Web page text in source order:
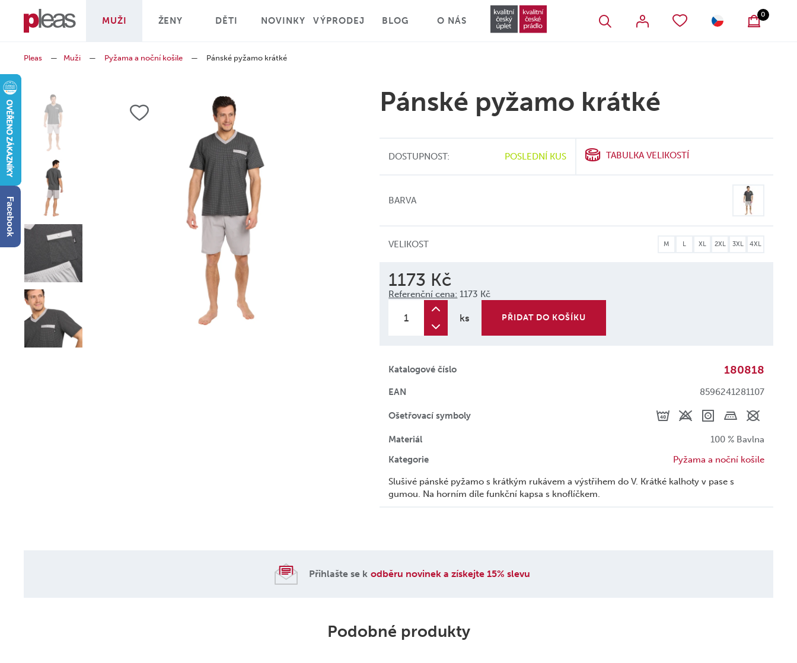
0
SLOVENSKO
MUŽI ŽENY DĚTI NOVINKY VÝPRODEJ BLOG O NÁS
Pleas — Muži — Pyžama a noční košile — Pánské pyžamo krátké
Pánské pyžamo krátké
DOSTUPNOST: POSLEDNÍ KUS TABULKA VELIKOSTÍ
BARVA
VELIKOST M L XL 2XL 3XL 4XL
1173 Kč
Referenční cena: 1173 Kč
ks PŘIDAT DO KOŠÍKU
Katalogové číslo 180818
EAN 8596241281107
Ošetřovací symboly
Materiál
100 % Bavlna
Kategorie
Pyžama a noční košile
Slušivé pánské pyžamo s krátkým rukávem a výstřihem do V. Krátké kalhoty v pase s
gumou. Na horním díle funkční kapsa s knoflíčkem.
Přihlašte se k odběru novinek a získejte 15% slevu
Podobné produkty
Facebook